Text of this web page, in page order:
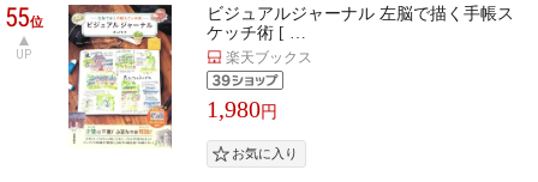
55位
UP
ビジュアルジャーナル 左脳で描く手帳ス
ケッチ術 [ …
楽天ブックス
1,980円